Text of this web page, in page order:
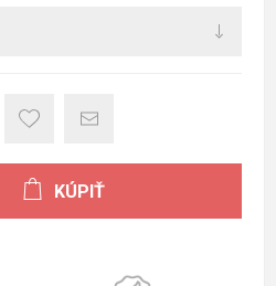
KÚPIŤ